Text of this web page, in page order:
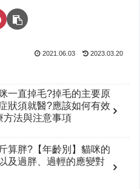
2021.06.03 2023.03.20
一直掉毛?掉毛的主要原
狀須就醫?應該如何有效
方法與注意事項
算胖?【年齡別】貓咪的
及過胖、過輕的應變對